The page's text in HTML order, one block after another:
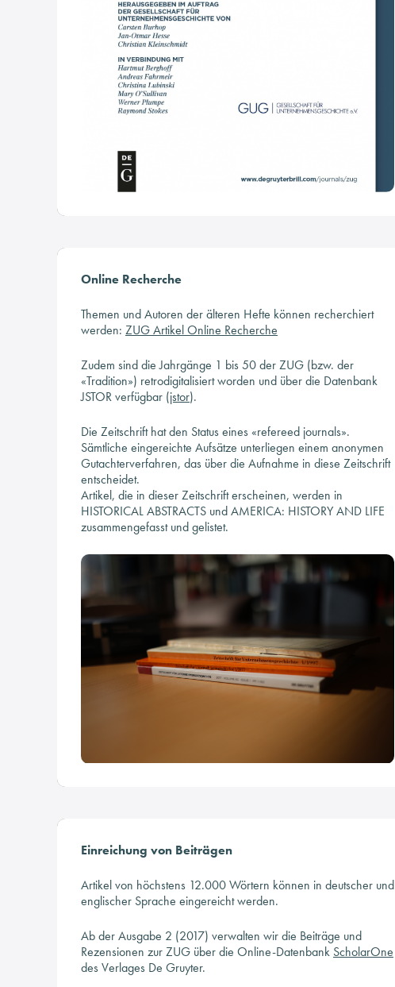
Online Recherche
Themen und Autoren der älteren Hefte können recherchiert
werden: ZUG Artikel Online Recherche
Zudem sind die Jahrgänge 1 bis 50 der ZUG (bzw. der
«Tradition») retrodigitalisiert worden und über die Datenbank
JSTOR verfügbar (jstor).
Die Zeitschrift hat den Status eines «refereed journals».
Sämtliche eingereichte Aufsätze unterliegen einem anonymen
Gutachterverfahren, das über die Aufnahme in diese Zeitschrift
entscheidet.
Artikel, die in dieser Zeitschrift erscheinen, werden in
HISTORICAL ABSTRACTS und AMERICA: HISTORY AND LIFE
zusammengefasst und gelistet.
Einreichung von Beiträgen
Artikel von höchstens 12.000 Wörtern können in deutscher und
englischer Sprache eingereicht werden.
Ab der Ausgabe 2 (2017) verwalten wir die Beiträge und
Rezensionen zur ZUG über die Online-Datenbank ScholarOne
des Verlages De Gruyter.